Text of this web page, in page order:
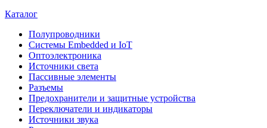
Каталог
Полупроводники
Системы Embedded и IoT
Oптоэлектроника
Источники света
Пассивные элементы
Разъeмы
Предохранители и защитные устройства
Переключатели и индикаторы
Источники звука